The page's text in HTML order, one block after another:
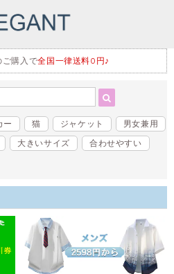
購入で全国一律送料0円♪
ー 猫 ジャケット
男女兼用
大きいサイズ
合わせやすい